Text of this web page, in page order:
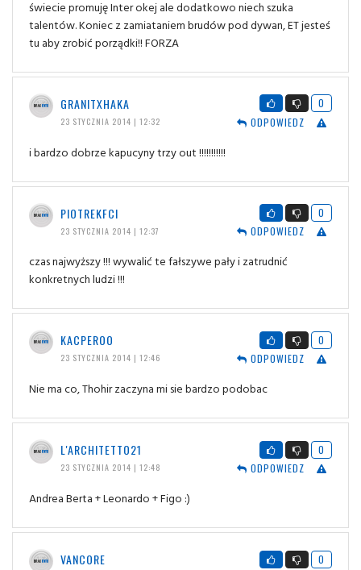
świecie promuję Inter okej ale dodatkowo niech szuka
talentów. Koniec z zamiataniem brudów pod dywan, ET jesteś
tu aby zrobić porządki!! FORZA
GRANITXHAKA
23 STYCZNIA 2014 | 12:32
0
ODPOWIEDZ
i bardzo dobrze kapucyny trzy out !!!!!!!!!!!
PIOTREKFCI
23 STYCZNIA 2014 | 12:37
0
ODPOWIEDZ
czas najwyższy !!! wywalić te fałszywe pały i zatrudnić
konkretnych ludzi !!!
KACPEROO
23 STYCZNIA 2014 | 12:46
0
ODPOWIEDZ
Nie ma co, Thohir zaczyna mi sie bardzo podobac
L'ARCHITETTO21
23 STYCZNIA 2014 | 12:48
0
ODPOWIEDZ
Andrea Berta + Leonardo + Figo :)
VANCORE
0